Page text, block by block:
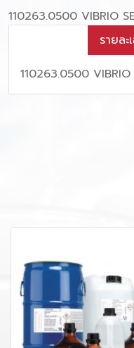
110263.0500 VIBRIO
รายล
110263.0500